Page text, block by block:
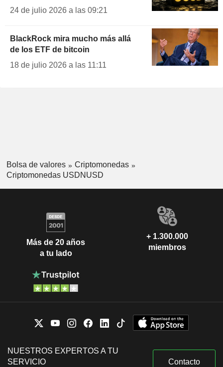
24 de julio 2026 a las 09:21
BlackRock mira mucho más allá
de los ETF de bitcoin
18 de julio 2026 a las 11:11
Bolsa de valores
Criptomonedas
Criptomonedas USDNUSD
Más de 20 años
a tu lado
+ 1.300.000
miembros
NUESTROS EXPERTOS A TU
SERVICIO
Contacto